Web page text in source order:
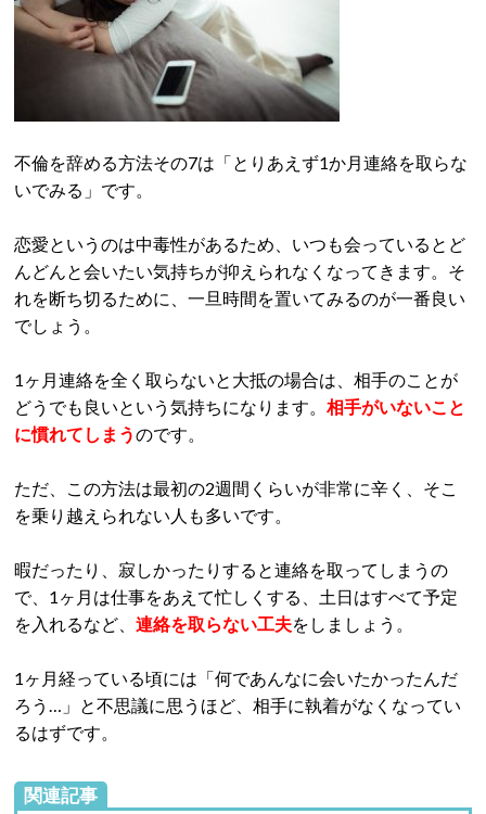
不倫を辞める方法その7は「とりあえず1か月連絡を取らな
いでみる」です。
恋愛というのは中毒性があるため、いつも会っているとど
んどんと会いたい気持ちが抑えられなくなってきます。そ
れを断ち切るために、一旦時間を置いてみるのが一番良い
でしょう。
1ヶ月連絡を全く取らないと大抵の場合は、相手のことが
どうでも良いという気持ちになります。 相手がいないこと
に慣れてしまうのです。
ただ、この方法は最初の2週間くらいが非常に辛く、そこ
を乗り越えられない人も多いです。
暇だったり、寂しかったりすると連絡を取ってしまうの
で、1ヶ月は仕事をあえて忙しくする、土日はすべて予定
を入れるなど、 連絡を取らない工夫をしましょう。
1ヶ月経っている頃には「何であんなに会いたかったんだ
ろう…」と不思議に思うほど、相手に執着がなくなってい
るはずです。
関連記事